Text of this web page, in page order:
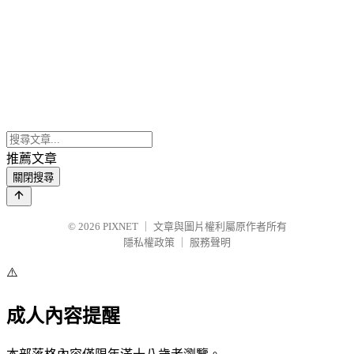
推薦文章
關閉搜尋
© 2026 PIXNET
文章與圖片權利屬原作者所有
隱私權政策
服務聲明
⚠️
成人內容提醒